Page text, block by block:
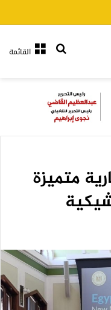
القائمةبحث عن
متميزة